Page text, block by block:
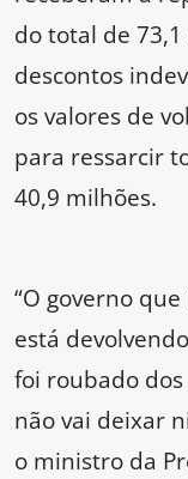
do total de
descontos
os valores de
para ressarcir
40,9 milhões.
“O governo
está
foi roubado
não vai deixar
o ministro da